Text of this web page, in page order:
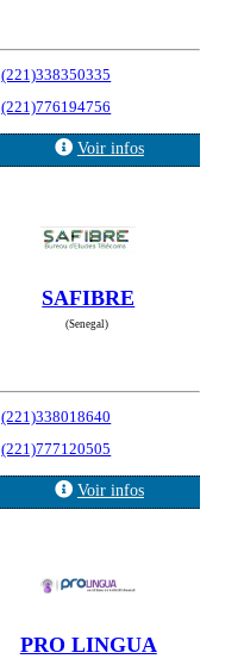
(221)338350335
(221)776194756
Voir infos
SAFIBRE
(Senegal)
(221)338018640
(221)777120505
Voir infos
PRO LINGUA